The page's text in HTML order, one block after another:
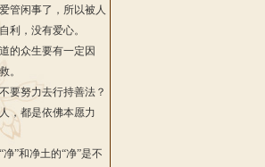
管闲事了，所以被人
利，没有爱心。
的众生要有一定因
。
要努力去行持善法？
，都是依佛本愿力
”和净土的“净”是不